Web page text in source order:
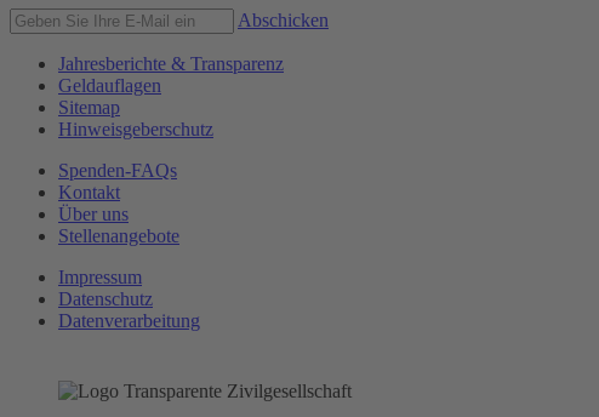
Abschicken
Jahresberichte & Transparenz
Geldauflagen
Sitemap
Hinweisgeberschutz
Spenden-FAQs
Kontakt
Über uns
Stellenangebote
Impressum
Datenschutz
Datenverarbeitung